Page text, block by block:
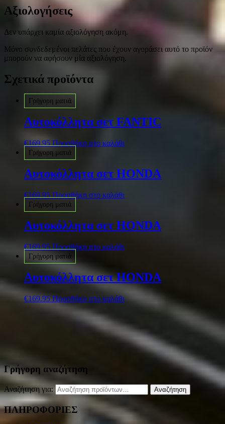
Αξιολογήσεις
Δεν υπάρχει καμία αξιολόγηση ακόμη.
Μόνο συνδεδεμένοι πελάτες που έχουν αγοράσει αυτό το προϊόν
μπορούν να αφήσουν μία αξιολόγηση.
Σχετικά προϊόντα
Γρήγορη ματιά
Αυτοκόλλητα σετ FANTIC
€169.95 Προσθήκη στο καλάθι
Γρήγορη ματιά
Αυτοκόλλητα σετ HONDA
€169.95 Προσθήκη στο καλάθι
Γρήγορη ματιά
Αυτοκόλλητα σετ HONDA
€169.95 Προσθήκη στο καλάθι
Γρήγορη ματιά
Αυτοκόλλητα σετ HONDA
€169.95 Προσθήκη στο καλάθι
Γρήγορη αναζήτηση
Αναζήτηση για: Αναζήτηση
ΠΛΗΡΟΦΟΡΙΕΣ